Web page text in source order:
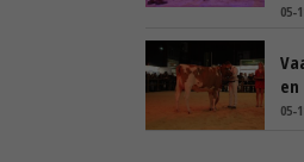
05-
en
05-